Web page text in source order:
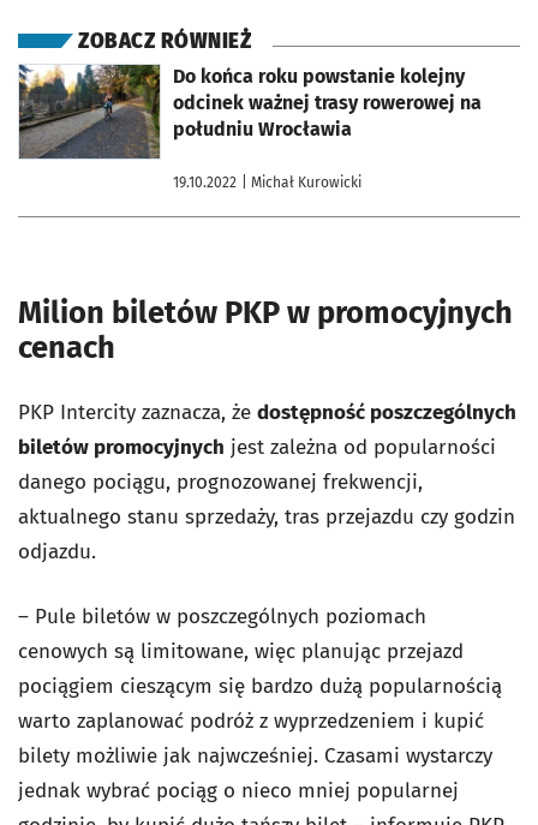
ZOBACZ RÓWNIEŻ
Do końca roku powstanie kolejny
odcinek ważnej trasy rowerowej na
południu Wrocławia
19.10.2022 | Michał Kurowicki
otworzy się w nowej karcie
Milion biletów PKP w promocyjnych
cenach
PKP Intercity zaznacza, że dostępność poszczególnych
biletów promocyjnych jest zależna od popularności
danego pociągu, prognozowanej frekwencji,
aktualnego stanu sprzedaży, tras przejazdu czy godzin
odjazdu.
– Pule biletów w poszczególnych poziomach
cenowych są limitowane, więc planując przejazd
pociągiem cieszącym się bardzo dużą popularnością
warto zaplanować podróż z wyprzedzeniem i kupić
bilety możliwie jak najwcześniej. Czasami wystarczy
jednak wybrać pociąg o nieco mniej popularnej